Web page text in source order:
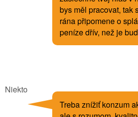
bys měl pracovat, tak
rána připomene o
peníze dřív, než je
Niekto
Treba znížiť konzum